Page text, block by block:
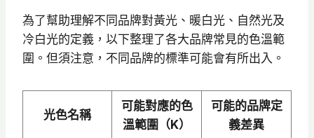
為了幫助理解不同品牌對黃光、暖白光、自然光及
冷白光的定義，以下整理了各大品牌常見的色溫範
圍。但須注意，不同品牌的標準可能會有所出入。
光色名稱
可能對應的色
溫範圍（K）
可能的品牌定
義差異